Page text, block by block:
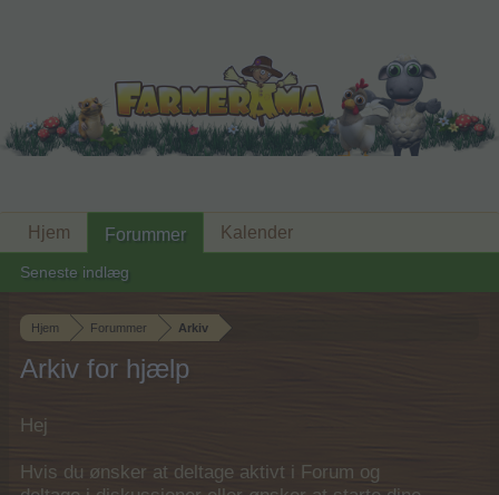
Hjem Forummer Arkiv
Arkiv for hjælp
Hej
Hvis du ønsker at deltage aktivt i Forum og
Hjem Forummer
Seneste indlæg
Kalender